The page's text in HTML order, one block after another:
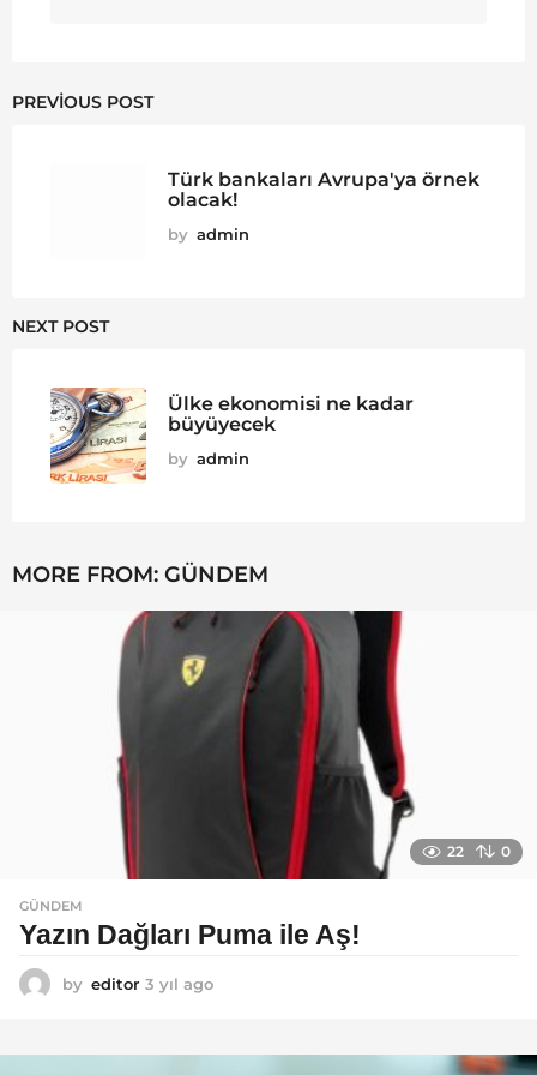
PREVIOUS POST
Türk bankaları Avrupa'ya örnek
olacak!
by admin
NEXT POST
Ülke ekonomisi ne kadar
büyüyecek
by admin
MORE FROM: GÜNDEM
22 0
GÜNDEM
Yazın Dağları Puma ile Aş!
by editor 3 yıl ago
l